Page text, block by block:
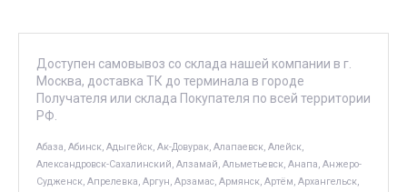
Доступен самовывоз со склада нашей компании в г.
Москва, доставка ТК до терминала в городе
Получателя или склада Покупателя по всей территории
РФ.
Абаза, Абинск, Адыгейск, Ак-Довурак, Алапаевск, Алейск,
Александровск-Сахалинский, Алзамай, Альметьевск, Анапа, Анжеро-
Судженск, Апрелевка, Аргун, Арзамас, Армянск, Артём, Архангельск,